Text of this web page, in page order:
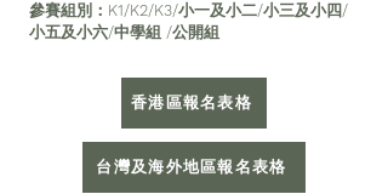
參賽組別：K1/K2/K3/小一及小二/小三及小四/
小五及小六/中學組 /公開組
香港區報名表格
台灣及海外地區報名表格